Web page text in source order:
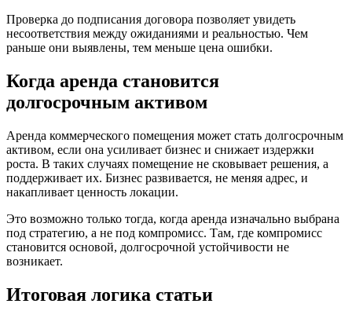
Проверка до подписания договора позволяет увидеть
несоответствия между ожиданиями и реальностью. Чем
раньше они выявлены, тем меньше цена ошибки.
Когда аренда становится
долгосрочным активом
Аренда коммерческого помещения может стать долгосрочным
активом, если она усиливает бизнес и снижает издержки
роста. В таких случаях помещение не сковывает решения, а
поддерживает их. Бизнес развивается, не меняя адрес, и
накапливает ценность локации.
Это возможно только тогда, когда аренда изначально выбрана
под стратегию, а не под компромисс. Там, где компромисс
становится основой, долгосрочной устойчивости не
возникает.
Итоговая логика статьи